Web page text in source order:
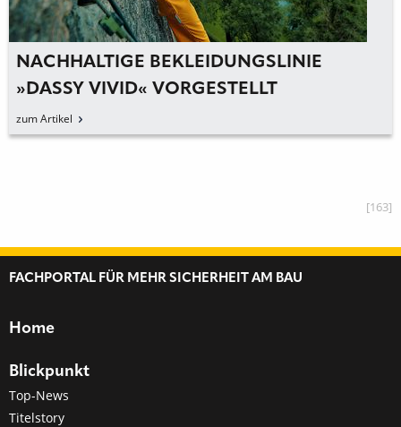
NACHHALTIGE BEKLEIDUNGSLINIE
»DASSY VIVID« VORGESTELLT
zum Artikel
[163]
FACHPORTAL FÜR MEHR SICHERHEIT AM BAU
Home
Blickpunkt
Top-News
Titelstory